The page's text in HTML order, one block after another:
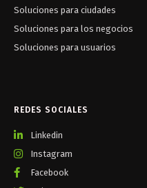
Soluciones para ciudades
Soluciones para los negocios
Soluciones para usuarios
REDES SOCIALES
Linkedin
Instagram
Facebook